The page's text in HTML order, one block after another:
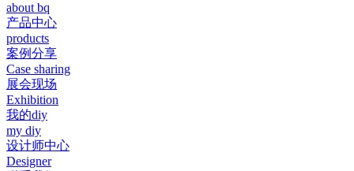
about bq
产品中心
products
案例分享
Case sharing
展会现场
Exhibition
我的diy
my diy
设计师中心
Designer